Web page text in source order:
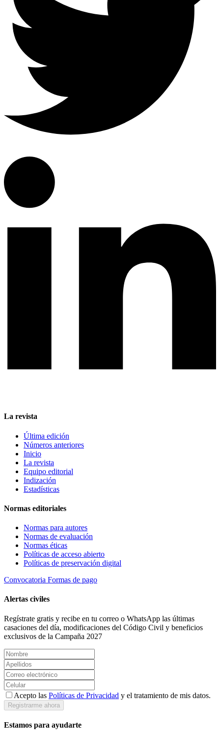
La revista
Última edición
Números anteriores
Inicio
La revista
Equipo editorial
Indización
Estadísticas
Normas editoriales
Normas para autores
Normas de evaluación
Normas éticas
Políticas de acceso abierto
Políticas de preservación digital
Convocatoria Formas de pago
Alertas civiles
Regístrate gratis y recibe en tu correo o WhatsApp las últimas
casaciones del día, modificaciones del Código Civil y beneficios
exclusivos de la Campaña 2027
Acepto las Políticas de Privacidad y el tratamiento de mis datos.
Registrarme ahora
Estamos para ayudarte